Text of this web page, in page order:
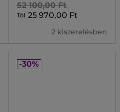
52 100,00 Ft
Tól 25 970,00 Ft
2 kiszerelésben
-30%